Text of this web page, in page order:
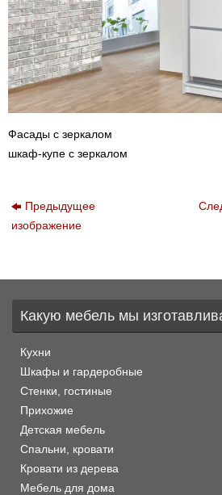
Фасады с зеркалом
шкаф-купе с зеркалом
Предыдущее
изображение
Какую мебель мы
Кухни
Шкафы и гардеробные
Стенки, гостиные
Прихожие
Детская мебель
Спальни, кровати
Кровати из дерева
Мебель для дома